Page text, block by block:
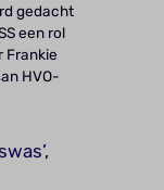
gedacht
een rol
Frankie
HVO-